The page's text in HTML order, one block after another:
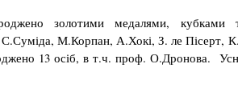
золотими медалями, кубками
М.Корпан, А.Хокі, З. ле Пісерт,
13 осіб, в т.ч. проф. О.Дронова.